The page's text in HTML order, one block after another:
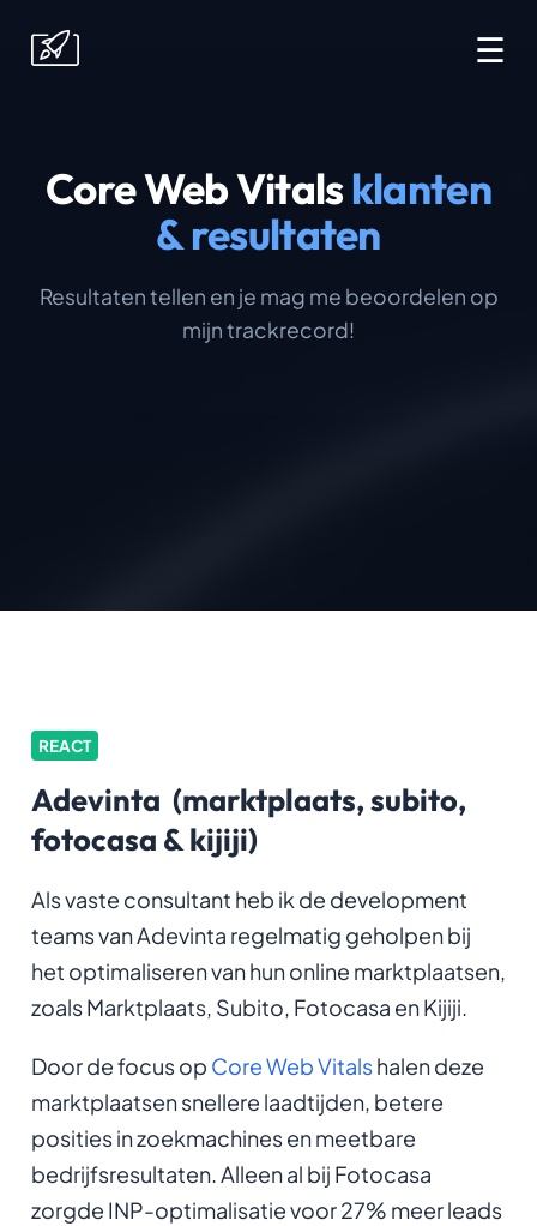
☰
Core Web Vitalsklanten
& resultaten
Resultaten tellen en je mag me beoordelen op
mijn trackrecord!
REACT
Adevinta (marktplaats, subito,
fotocasa & kijiji)
Als vaste consultant heb ik de development
teams van Adevinta regelmatig geholpen bij
het optimaliseren van hun online marktplaatsen,
zoals Marktplaats, Subito, Fotocasa en Kijiji.
Door de focus op Core Web Vitalshalen deze
marktplaatsen snellere laadtijden, betere
posities in zoekmachines en meetbare
bedrijfsresultaten. Alleen al bij Fotocasa
zorgde INP-optimalisatie voor 27% meer leads